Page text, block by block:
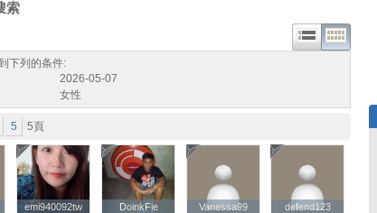
索
下列的条件:
2026-05-07
女性
5 5頁
emi940092tw
emi940092tw DoinkFie
DoinkFie Vanessa99
Vanessa99 defend123
defend123